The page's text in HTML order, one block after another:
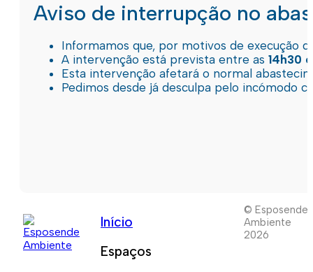
Aviso de interrupção no
Informamos que, por motivos de execução
A intervenção está prevista entre as 14h30
Esta intervenção afetará o normal
Pedimos desde já desculpa pelo incómodo
Início
Espaços
© Esposende
Ambiente
2026